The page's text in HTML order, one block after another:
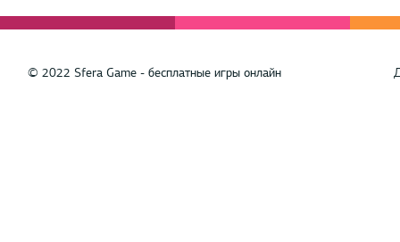
© 2022 Sfera Game - бесплатные игры онлайн